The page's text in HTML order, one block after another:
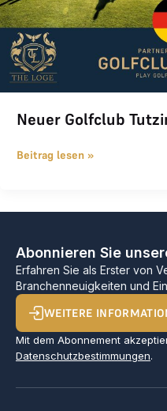
Neuer Golfclub
Beitrag lesen »
Abonnieren Sie
Erfahren Sie als Erster von
Branchenneuigkeiten und
WEITERE
Mit dem Abonnement
Datenschutzbestimmungen.